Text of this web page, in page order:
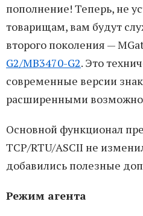
пополнение! Теперь, не
товарищам, вам будут
второго поколения —
G2/MB3470-G2. Это
современные версии
расширенными
Основной функционал
TCP/RTU/ASCII не
добавились полезные
Режим агента